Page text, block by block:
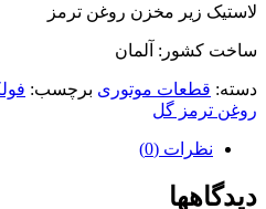
لاستیک زیر مخزن روغن ترمز
ساخت کشور: آلمان
دسته: قطعات موتوری برچسب:
روغن ترمز گل
نظرات (0)
دیدگاهها